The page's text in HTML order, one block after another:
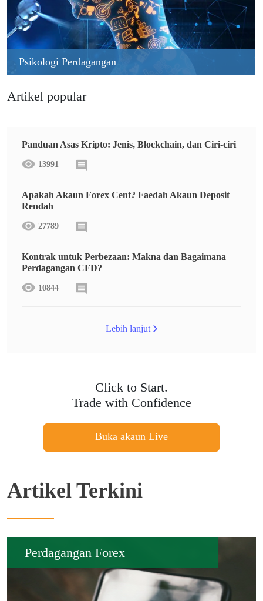
Psikologi Perdagangan
Artikel popular
Panduan Asas Kripto: Jenis, Blockchain, dan Ciri-ciri
13991
Apakah Akaun Forex Cent? Faedah Akaun Deposit
Rendah
27789
Kontrak untuk Perbezaan: Makna dan Bagaimana
Perdagangan CFD?
10844
Lebih lanjut
Click to Start.
Trade with Confidence
Buka akaun Live
Artikel Terkini
Perdagangan Forex